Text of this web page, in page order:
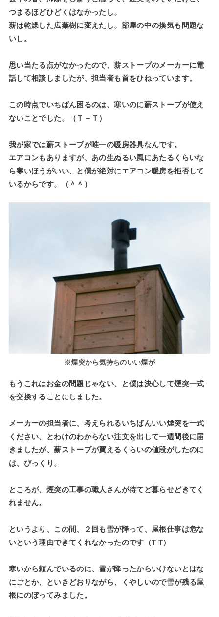
つまるほどひどくはなかったし。
薪は乾燥した広葉樹に変えたし。部屋の中の換気も問題な
いし。
思い当たる点がなかったので、薪ストーブのメーカーに電
話して相談しましたが、担当者も首をひねっています。
この時点でいちばん困るのは、寒いのに薪ストーブが使え
ないことでした。（Ｔ－Ｔ）
我が家では薪ストーブが唯一の暖房器具なんです。
エアコンもありますが、あの生ぬるい風にあたるくらいな
ら寒いほうがいい、と僕が絶対にエアコン暖房を拒否して
いるからです。（＾＾）
※煙突から気持ちのいい煙が
もうこれはお金の問題じゃない、と僕は決心して煙突一式
を交換することにしました。
メーカーの担当者に、考えられるいちばんいい煙突を一式
ください、とわけのわからない注文を出して一週間後に届
きましたが、薪ストーブが買えるくらいの値段がしたのに
は、びっくり。
ところが、煙突の工事の職人さんが待てど暮らせどきてく
れません。
というより、この間、２回も雪が降って、屋根仕事は危な
いという理由できてくれなかったのです（T-T）
寒いから頼んでいるのに、雪が降ったからいけないとはな
にごとか、といきどおりながら、くやしいので雪が残る屋
根にのぼってみました。